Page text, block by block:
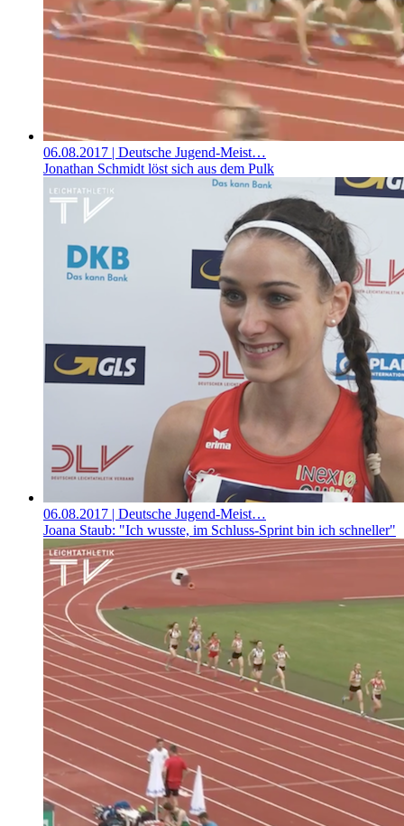
06.08.2017 | Deutsche Jugend-Meist…
Jonathan Schmidt löst sich aus dem Pulk
06.08.2017 | Deutsche Jugend-Meist…
Joana Staub: "Ich wusste, im Schluss-Sprint bin ich schneller"